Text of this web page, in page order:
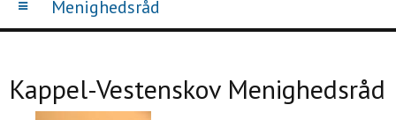
Menighedsråd
Kappel-Vestenskov Menighedsråd